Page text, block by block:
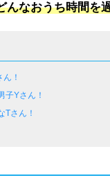
んなおうち時間を
！
子Yさん！
Tさん！